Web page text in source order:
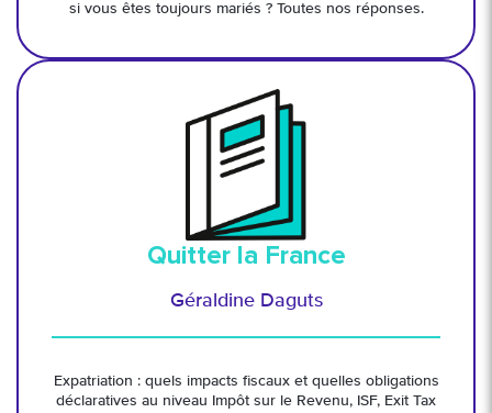
si vous êtes toujours mariés ? Toutes nos réponses.
Quitter la France
Géraldine Daguts
Expatriation : quels impacts fiscaux et quelles obligations
déclaratives au niveau Impôt sur le Revenu, ISF, Exit Tax